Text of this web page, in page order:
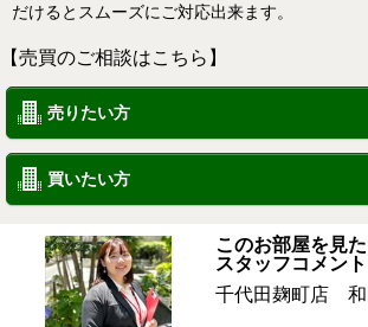
だけるとスムーズにご対応出来ます。
【売買のご相談はこちら】
売りたい方
買いたい方
このお部屋を見た
スタッフコメント
千代田麹町店